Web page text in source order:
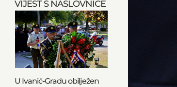
VIJEST S NASLOVNICE
U Ivanić-Gradu obilježen